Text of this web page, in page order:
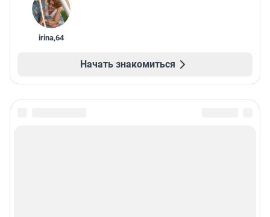
irina,64
Начать знакомиться